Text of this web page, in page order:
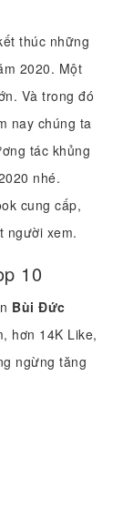
thúc những
2020. Một
Và trong đó
nay chúng ta
tác khủng
nhé.
cung cấp,
người xem.
10
Bùi Đức
hơn 14K Like,
ngừng tăng